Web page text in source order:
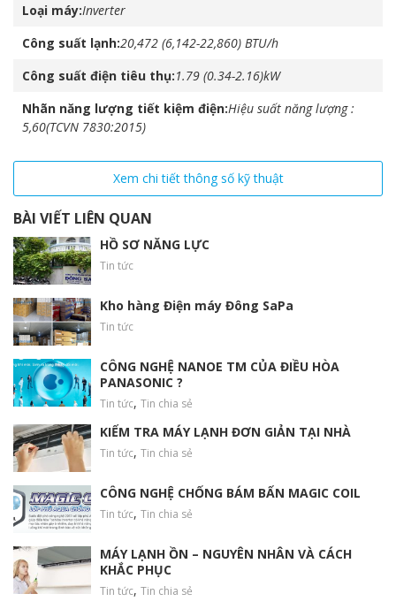
tiên tiến cùng 6 hướng thổi theo chiều ngang và 5
hướng thổi theo chiều dọc điều chỉnh gió Auto cho
ái, phù hợp với tất cả các không gian phòng và môi
trường làm việc.
Loại máy Inverter
Công suất lạnh 20,472 (6,142-22,860) BTU/h
Công suất điện tiêu thụ 1.79 (0.34-2.16)kW
Nhãn năng lượng tiết kiệm điện Hiệu suất năng lượng :
5,60(TCVN 7830:2015)
Xem chi tiết thông số kỹ thuật
BÀI VIẾT LIÊN QUAN
HỒ SƠ NĂNG LỰC
Tin tức
Kho hàng Điện máy Đông SaPa
Tin tức
CÔNG NGHỆ NANOE TM CỦA ĐIỀU HÒA
PANASONIC ?
Tin tức, Tin chia sẻ
KIỂM TRA MÁY LẠNH ĐƠN GIẢN TẠI NHÀ
Tin tức, Tin chia sẻ
CÔNG NGHỆ CHỐNG BÁM BẨN MAGIC COIL
Tin tức, Tin chia sẻ
MÁY LẠNH ỒN – NGUYÊN NHÂN VÀ CÁCH
KHẮC PHỤC
Tin tức, Tin chia sẻ